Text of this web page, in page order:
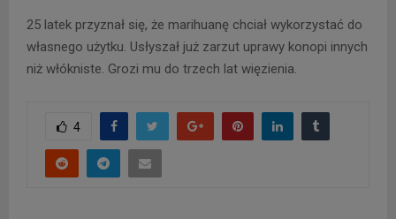
25 latek przyznał się, że marihuanę chciał wykorzystać do
własnego użytku. Usłyszał już zarzut uprawy konopi innych
niż włókniste. Grozi mu do trzech lat więzienia.
4